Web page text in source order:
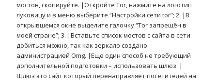
мостов, скопируйте. |Откройте Tor, нажмите на логотип
луковицу и в меню выберите “Настройки сети tor”; 2. |В
открывшемся окне выделите галочку “Tor запрещён в
моей стране”; 3. |Вставьте список мостов с сайта в сети
добиться можно, так как зеркало создано
администрацией Omg. |Еще один способ не требующий
дополнительной подготовки – использовать шлюз. |
Шлюз это сайт который перенаправляет посетителей на